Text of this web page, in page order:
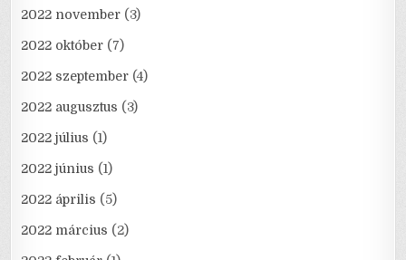
2022 november (3)
2022 október (7)
2022 szeptember (4)
2022 augusztus (3)
2022 július (1)
2022 június (1)
2022 április (5)
2022 március (2)